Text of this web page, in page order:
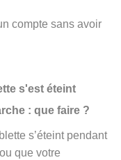
compte sans avoir
s'est éteint
: que faire ?
s’éteint pendant
que votre